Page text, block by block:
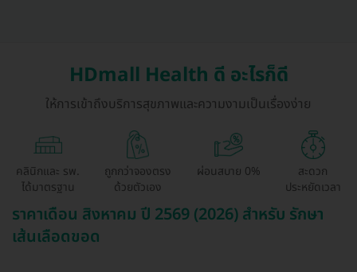
HDmall Health ดี อะไรก็ดี
ให้การเข้าถึงบริการสุขภาพและความงามเป็นเรื่องง่าย
คลินิกและ รพ.
ได้มาตรฐาน
ถูกกว่าจองตรง
ด้วยตัวเอง
ผ่อนสบาย 0%
สะดวก
ประหยัดเวลา
ราคาเดือน สิงหาคม ปี 2569 (2026) สำหรับ รักษา
เส้นเลือดขอด